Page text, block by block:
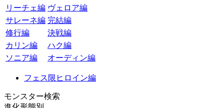
リーチェ編 ヴェロア編
サレーネ編 完結編
修行編
決戦編
カリン編
ハク編
ソニア編
オーディン編
フェス限ヒロイン編
モンスター検索